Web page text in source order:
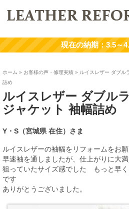
ホーム » お客様の声・修理実績 » ルイスレザー ダブル
詰め
ルイスレザー ダブル
ジャケット 袖幅詰め
Y・S（宮城県 在住） さま
ルイスレザーの袖幅をリフォームをお願
早速袖を通しましたが、仕上がりに大
狙っていたサイズ感でした もっと早
です
ありがとうございました。